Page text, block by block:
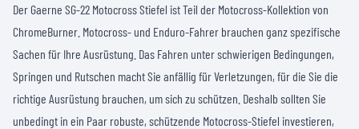
Der Gaerne SG-22 Motocross Stiefel ist Teil der Motocross-Kollektion von
ChromeBurner. Motocross- und Enduro-Fahrer brauchen ganz spezifische
Sachen für Ihre Ausrüstung. Das Fahren unter schwierigen Bedingungen,
Springen und Rutschen macht Sie anfällig für Verletzungen, für die Sie die
richtige Ausrüstung brauchen, um sich zu schützen. Deshalb sollten Sie
unbedingt in ein Paar robuste, schützende Motocross-Stiefel investieren,